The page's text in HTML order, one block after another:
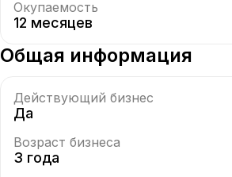
Окупаемость
12 месяцев
Общая информация
Действующий бизнес
Да
Возраст бизнеса
3 года